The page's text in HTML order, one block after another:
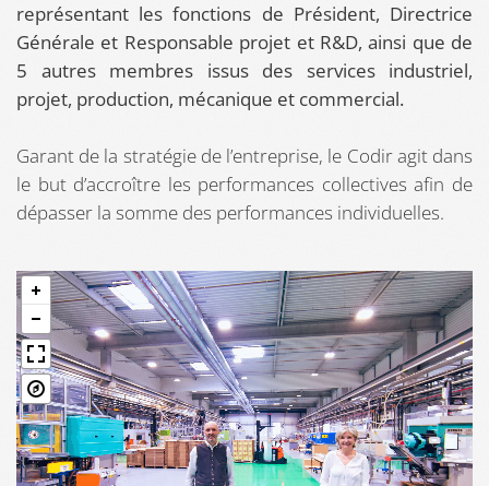
représentant les fonctions de Président, Directrice
Générale et Responsable projet et R&D, ainsi que de
5 autres membres issus des services industriel,
projet, production, mécanique et commercial.
Garant de la stratégie de l’entreprise, le Codir agit dans
le but d’accroître les performances collectives afin de
dépasser la somme des performances individuelles.